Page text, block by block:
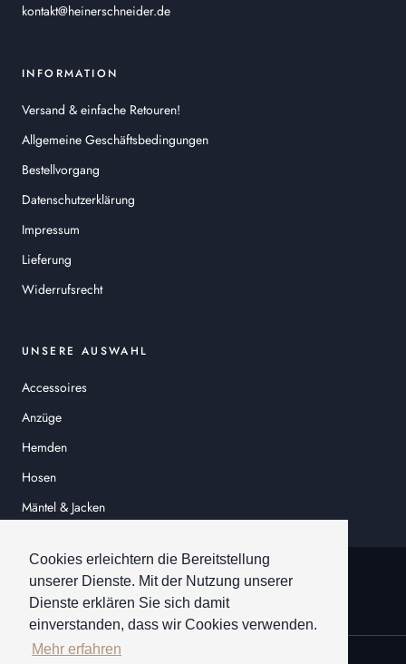
Cookies erleichtern die Bereitstellung
unserer Dienste. Mit der Nutzung unserer
Dienste erklären Sie sich damit
einverstanden, dass wir Cookies verwenden.
Mehr erfahren
kontakt@heinerschneider.de
INFORMATION
Versand & einfache Retouren!
Allgemeine Geschäftsbedingungen
Bestellvorgang
Datenschutzerklärung
Impressum
Lieferung
Widerrufsrecht
UNSERE AUSWAHL
Accessoires
Anzüge
Hemden
Hosen
Mäntel & Jacken
© HEINER SCHNEIDER